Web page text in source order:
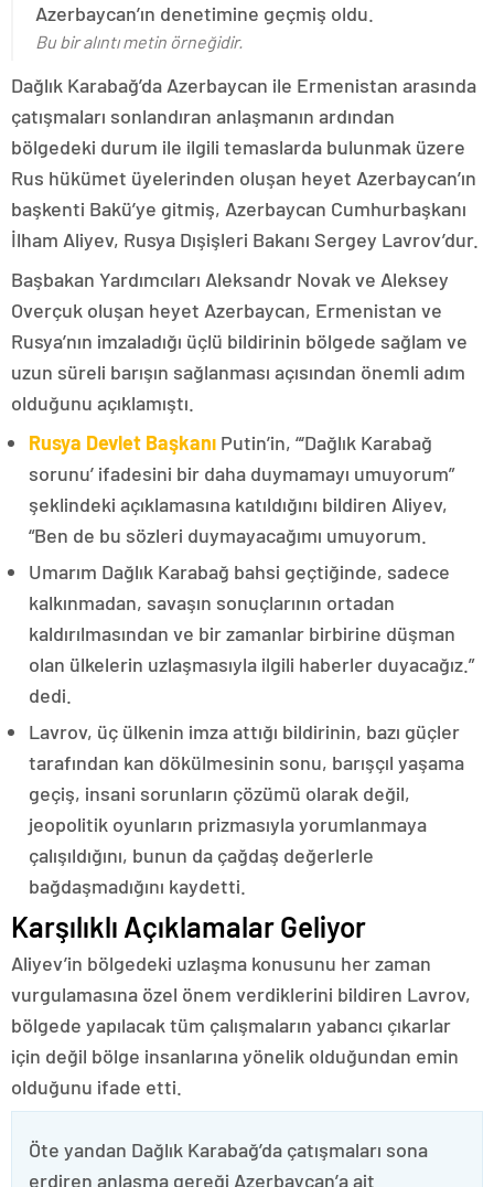
Azerbaycan’ın denetimine geçmiş oldu.
Bu bir alıntı metin örneğidir.
Dağlık Karabağ’da Azerbaycan ile Ermenistan arasında
çatışmaları sonlandıran anlaşmanın ardından
bölgedeki durum ile ilgili temaslarda bulunmak üzere
Rus hükümet üyelerinden oluşan heyet Azerbaycan’ın
başkenti Bakü’ye gitmiş, Azerbaycan Cumhurbaşkanı
İlham Aliyev, Rusya Dışişleri Bakanı Sergey Lavrov’dur.
Başbakan Yardımcıları Aleksandr Novak ve Aleksey
Overçuk oluşan heyet Azerbaycan, Ermenistan ve
Rusya’nın imzaladığı üçlü bildirinin bölgede sağlam ve
uzun süreli barışın sağlanması açısından önemli adım
olduğunu açıklamıştı.
Rusya Devlet Başkanı Putin’in, “‘Dağlık Karabağ
sorunu’ ifadesini bir daha duymamayı umuyorum”
şeklindeki açıklamasına katıldığını bildiren Aliyev,
“Ben de bu sözleri duymayacağımı umuyorum.
Umarım Dağlık Karabağ bahsi geçtiğinde, sadece
kalkınmadan, savaşın sonuçlarının ortadan
kaldırılmasından ve bir zamanlar birbirine düşman
olan ülkelerin uzlaşmasıyla ilgili haberler duyacağız.”
dedi.
Lavrov, üç ülkenin imza attığı bildirinin, bazı güçler
tarafından kan dökülmesinin sonu, barışçıl yaşama
geçiş, insani sorunların çözümü olarak değil,
jeopolitik oyunların prizmasıyla yorumlanmaya
çalışıldığını, bunun da çağdaş değerlerle
bağdaşmadığını kaydetti.
Karşılıklı Açıklamalar Geliyor
Aliyev’in bölgedeki uzlaşma konusunu her zaman
vurgulamasına özel önem verdiklerini bildiren Lavrov,
bölgede yapılacak tüm çalışmaların yabancı çıkarlar
için değil bölge insanlarına yönelik olduğundan emin
olduğunu ifade etti.
Öte yandan Dağlık Karabağ’da çatışmaları sona
erdiren anlaşma gereği Azerbaycan’a ait